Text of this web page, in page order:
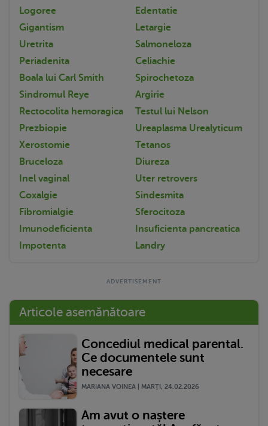
Logoree
Edentatie
Gigantism
Letargie
Uretrita
Salmoneloza
Periadenita
Celiachie
Boala lui Carl Smith
Spirochetoza
Sindromul Reye
Argirie
Rectocolita hemoragica
Testul lui Nelson
Prezbiopie
Ureaplasma Urealyticum
Xerostomie
Tetanos
Bruceloza
Diureza
Inel vaginal
Uter retrovers
Coxalgie
Sindesmita
Fibromialgie
Sferocitoza
Imunodeficienta
Insuficienta pancreatica
Impotenta
Landry
Articole asemănătoare
Concediul medical parental.
Ce documentele sunt
necesare
MARIANA VOINEA | MARŢI, 24.02.2026
Am avut o naștere